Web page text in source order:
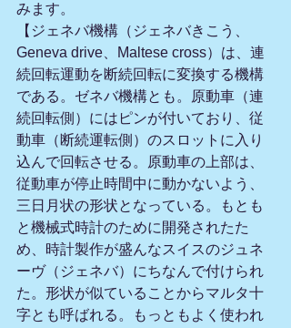
みます。
【ジェネバ機構（ジェネバきこう、
Geneva drive、Maltese cross）は、連
続回転運動を断続回転に変換する機構
である。ゼネバ機構とも。原動車（連
続回転側）にはピンが付いており、従
動車（断続運転側）のスロットに入り
込んで回転させる。原動車の上部は、
従動車が停止時間中に動かないよう、
三日月状の形状となっている。もとも
と機械式時計のために開発されたた
め、時計製作が盛んなスイスのジュネ
ーヴ（ジェネバ）にちなんで付けられ
た。形状が似ていることからマルタ十
字とも呼ばれる。もっともよく使われ